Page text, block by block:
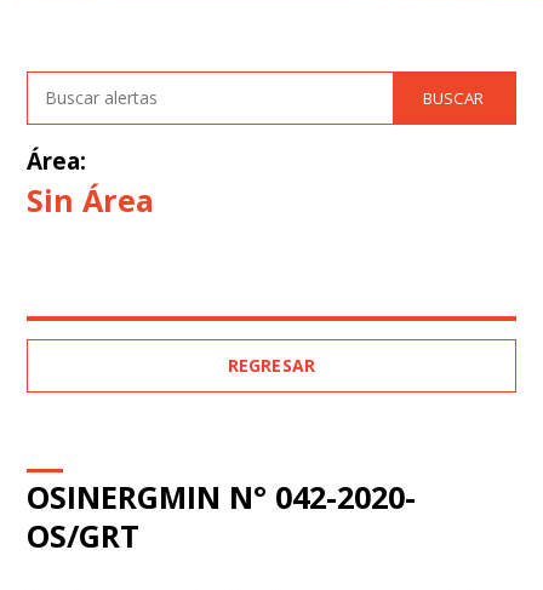
Área:
Sin Área
REGRESAR
OSINERGMIN N° 042-2020-
OS/GRT